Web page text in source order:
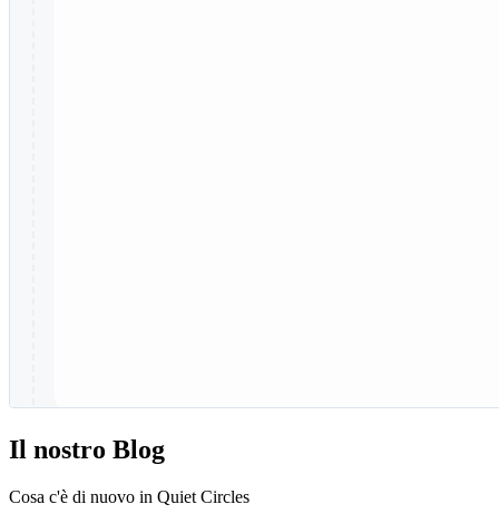
Il nostro Blog
Cosa c'è di nuovo in Quiet Circles